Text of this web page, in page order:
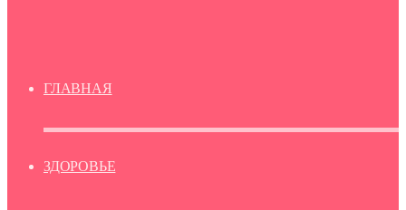
ГЛАВНАЯ
ЗДОРОВЬЕ